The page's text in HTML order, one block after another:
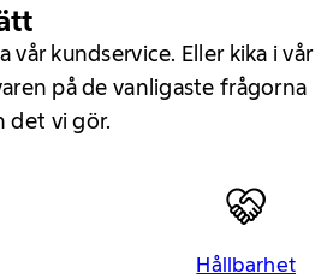
vår kundservice. Eller kika i vår
på de vanligaste frågorna
det vi gör.
Hållbarhet